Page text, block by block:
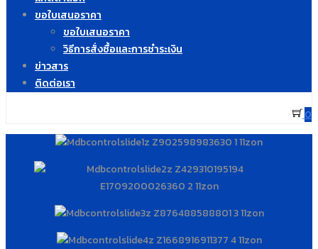
ขอใบเสนอราคา
ขอใบเสนอราคา
วิธีการสั่งซื้อและการชำระเงิน
ข่าวสาร
ติดต่อเรา
0